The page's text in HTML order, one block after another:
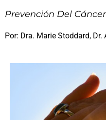
Prevención Del
Por: Dra. Marie Stoddard,